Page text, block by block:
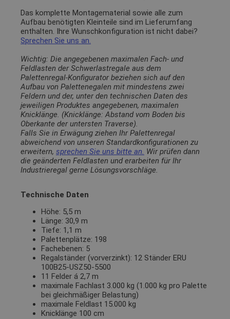
Das komplette Montagematerial sowie alle zum
Aufbau benötigten Kleinteile sind im Lieferumfang
enthalten. Ihre Wunschkonfiguration ist nicht dabei?
Sprechen Sie uns an.
Wichtig: Die angegebenen maximalen Fach- und
Feldlasten der Schwerlastregale aus dem
Palettenregal-Konfigurator beziehen sich auf den
Aufbau von Palettenegalen mit mindestens zwei
Feldern und der, unter den technischen Daten des
jeweiligen Produktes angegebenen, maximalen
Knicklänge. (Knicklänge: Abstand vom Boden bis
Oberkante der untersten Traverse).
Falls Sie in Erwägung ziehen Ihr Palettenregal
abweichend von unseren Standardkonfigurationen zu
erweitern, sprechen Sie uns bitte an. Wir prüfen dann
die geänderten Feldlasten und erarbeiten für Ihr
Industrieregal gerne Lösungsvorschläge.
Technische Daten
Höhe: 5,5 m
Länge: 30,9 m
Tiefe: 1,1 m
Palettenplätze: 198
Fachebenen: 5
Regalständer (vorverzinkt): 12 Ständer ERU
100B25-USZ50-5500
11 Felder á 2,7 m
maximale Fachlast 3.000 kg (1.000 kg pro Palette
bei gleichmäßiger Belastung)
maximale Feldlast 15.000 kg
Knicklänge 100 cm